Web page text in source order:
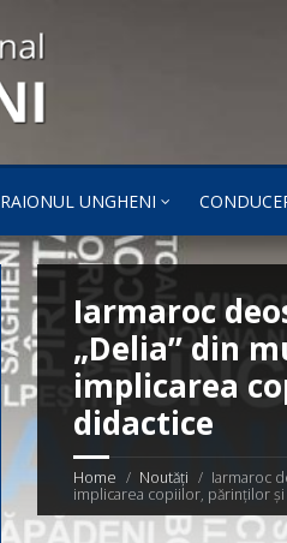
RAIONUL UNGHENI
Iarmaroc
„Delia” din
implicarea
didactice
Home Noutăți
Iarmaroc
implicarea copiilor, părinților